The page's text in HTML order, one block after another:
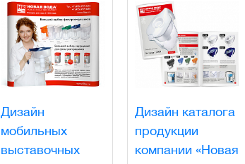
Дизайн
мобильных
выставочных
Дизайн каталога
продукции
компании «Новая